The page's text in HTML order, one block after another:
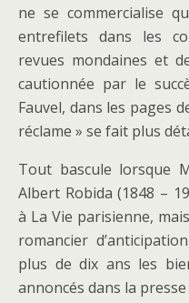
ne se commercialise
entrefilets dans les
revues mondaines et
cautionnée par le
Fauvel, dans les pages
réclame » se fait plus
Tout bascule lorsque
Albert Robida (1848 –
à La Vie parisienne,
romancier
plus de dix ans les
annoncés dans la